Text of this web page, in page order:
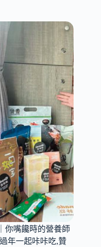
你嘴饞時的營養師
年一起咔咔吃,贊